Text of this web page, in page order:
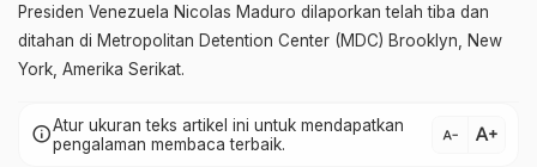
Presiden Venezuela Nicolas Maduro dilaporkan telah tiba dan
ditahan di Metropolitan Detention Center (MDC) Brooklyn, New
York, Amerika Serikat.
infoAtur ukuran teks artikel ini untuk mendapatkan
pengalaman membaca terbaik.
text_decrease text_increase